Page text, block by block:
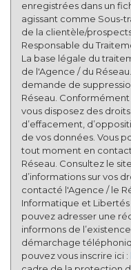
enregistrées dans un
agissant comme Sous-
de la clientèle/
Responsable du
La base légale du
de l'Agence / du
demande de
Réseau.
vous disposez des
d’effacement,
de vos données. Vous
tout moment en
Réseau. Consultez le site
d’informations sur vos
contacté l'Agence / le
Informatique et Libertés
pouvez adresser une
informons de
démarchage
pouvez vous inscrire ici :